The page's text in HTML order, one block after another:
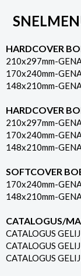
HARDCOVER
210x297mm-
170x240mm-
148x210mm-
HARDCOVER
210x297mm-
170x240mm-
148x210mm-
SOFTCOVER
170x240mm-
148x210mm-
CATALOGUS/
CATALOGUS
CATALOGUS
CATALOGUS